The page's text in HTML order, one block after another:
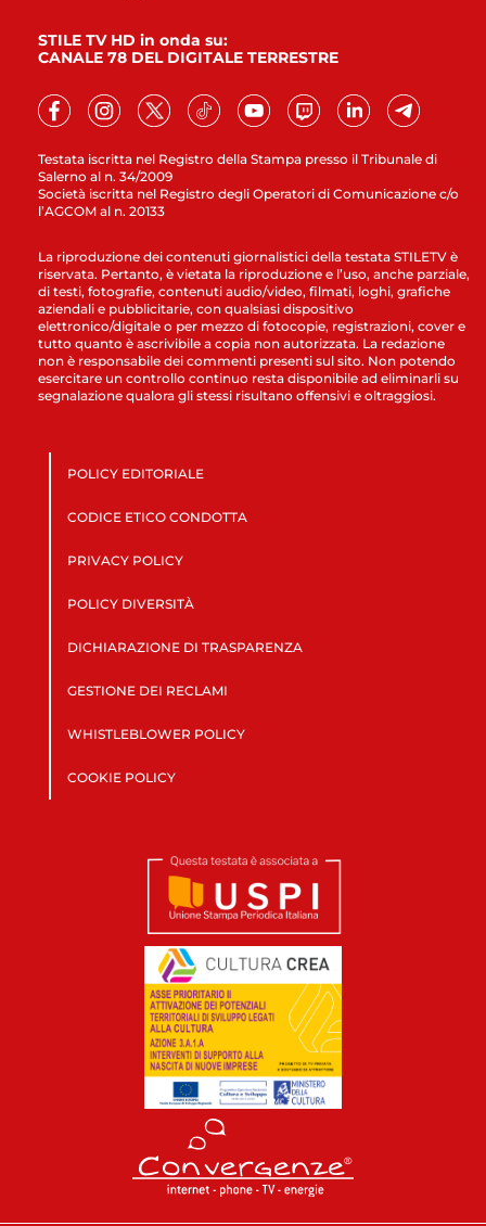
Testata iscritta nel Registro della Stampa presso il Tribunale di
Salerno al n. 34/2009
Società iscritta nel Registro degli Operatori di Comunicazione c/o
l’AGCOM al n. 20133
STILE TV HD in onda su:
CANALE 78 DEL DIGITALE TERRESTRE
La riproduzione dei contenuti giornalistici della testata STILETV è
riservata. Pertanto, è vietata la riproduzione e l’uso, anche parziale,
di testi, fotografie, contenuti audio/video, filmati, loghi, grafiche
aziendali e pubblicitarie, con qualsiasi dispositivo
elettronico/digitale o per mezzo di fotocopie, registrazioni, cover e
tutto quanto è ascrivibile a copia non autorizzata. La redazione
non è responsabile dei commenti presenti sul sito. Non potendo
esercitare un controllo continuo resta disponibile ad eliminarli su
segnalazione qualora gli stessi risultano offensivi e oltraggiosi.
POLICY EDITORIALE
CODICE ETICO CONDOTTA
PRIVACY POLICY
POLICY DIVERSITÀ
DICHIARAZIONE DI TRASPARENZA
GESTIONE DEI RECLAMI
WHISTLEBLOWER POLICY
COOKIE POLICY